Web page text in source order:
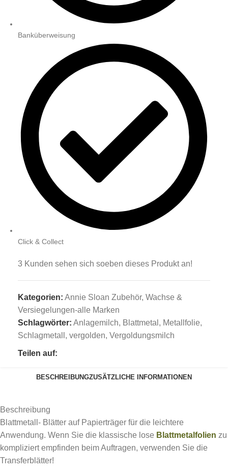
Banküberweisung
Click & Collect
3 Kunden sehen sich soeben dieses Produkt an!
Kategorien: Annie Sloan Zubehör, Wachse &
Versiegelungen-alle Marken
Schlagwörter: Anlagemilch, Blattmetal , Metallfolie,
Schlagmetall , vergolden, Vergoldungsmilch
Teilen auf:
BESCHREIBUNGZUSÄTZLICHE INFORMATIONEN
Beschreibung
Blattmetall- Blätter auf Papierträger für die leichtere
Anwendung. Wenn Sie die klassische lose Blattmetalfolien zu
kompliziert empfinden beim Auftragen, verwenden Sie die
Transferblätter!